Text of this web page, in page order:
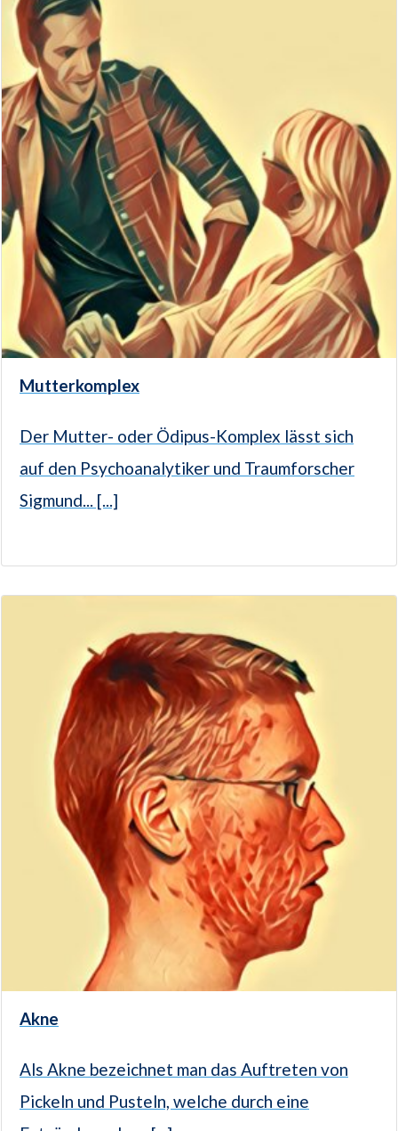
Mutterkomplex
Der Mutter- oder Ödipus-Komplex lässt sich
auf den Psychoanalytiker und Traumforscher
Sigmund... [...]
Akne
Als Akne bezeichnet man das Auftreten von
Pickeln und Pusteln, welche durch eine